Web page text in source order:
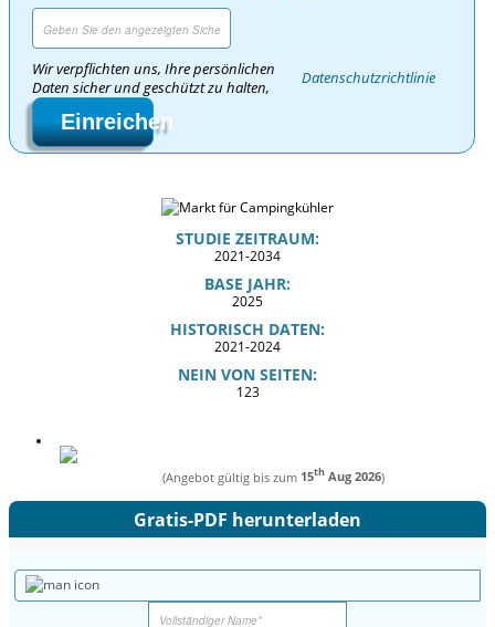
Wir verpflichten uns, Ihre persönlichen
Daten sicher und geschützt zu halten,
Datenschutzrichtlinie
Einreichen
STUDIE ZEITRAUM:
2021-2034
BASE JAHR:
2025
HISTORISCH DATEN:
2021-2024
NEIN VON SEITEN:
123
(Angebot gültig bis zum 15thAug 2026)
Gratis-PDF herunterladen